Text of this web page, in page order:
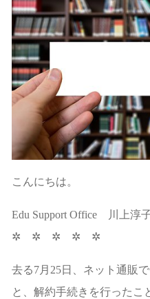
こんにちは。
Edu Support Office 川上淳子
✲ ✲ ✲ ✲ ✲
去る7月25日、ネット通販
と、解約手続きを行ったこ